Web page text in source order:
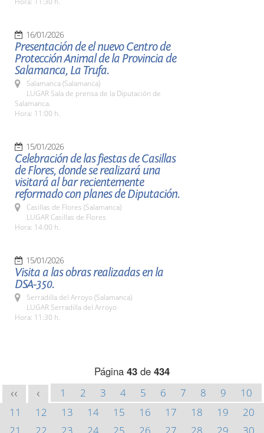
16/01/2026
Presentación de el nuevo Centro de
Protección Animal de la Provincia de
Salamanca, La Trufa.
Salamanca (Salamanca)
LUGAR Sala de prensa de la Diputación de
Salamanca.
Hora: 11:00 h.
15/01/2026
Celebración de las fiestas de Casillas
de Flores, donde se realizará una
visitará al bar recientemente
reformado con planes de Diputación.
Casillas de Flores (Salamanca)
LUGAR Casillas de Flores
Hora: 14:00 h.
15/01/2026
Visita a las obras realizadas en la
DSA-350.
Serradilla del Arroyo (Salamanca)
LUGAR Serradilla del Arroyo
Hora: 11:30 h.
Página 43 de 434
<< < 1 2 3 4 5 6 7 8 9
10
11
12 13 14 15 16 17 18 19
20